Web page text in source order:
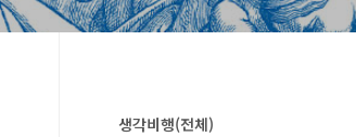
생각비행(전체)